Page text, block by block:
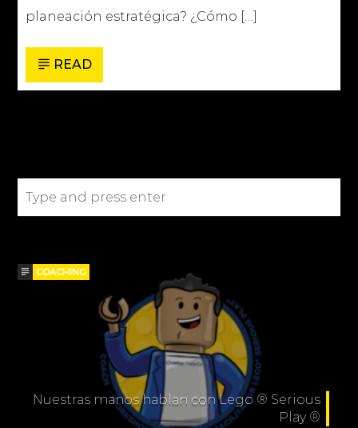
planeación estratégica? ¿Cómo […]
READ
COACHING
Nuestras manos hablan con Lego ® Serious
Play ®